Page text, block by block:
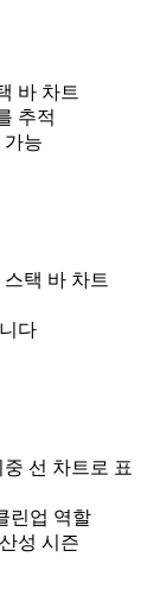
바 차트
추적
가능
스택 바 차트
다
선 차트로 표
린업 역할
성 시즌